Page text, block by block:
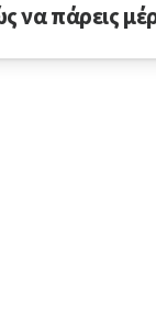
να πάρεις